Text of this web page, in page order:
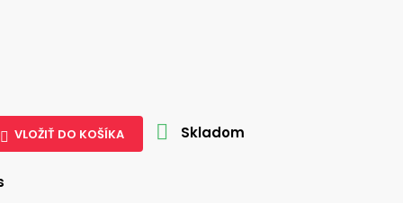
 VLOŽIŤ DO KOŠÍKA  Skladom